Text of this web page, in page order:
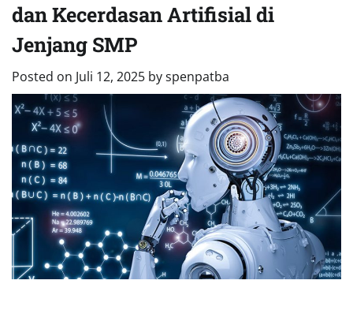
dan Kecerdasan Artifisial di
Jenjang SMP
Posted on Juli 12, 2025 byspenpatba